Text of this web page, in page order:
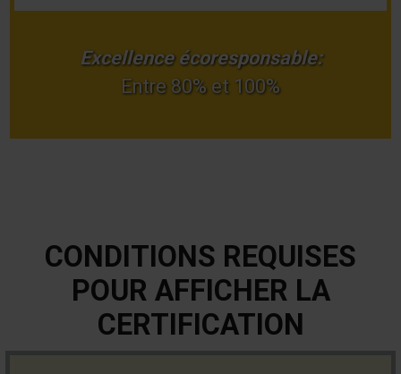
Excellence écoresponsable:
Entre 80% et 100%
CONDITIONS REQUISES
POUR AFFICHER LA
CERTIFICATION